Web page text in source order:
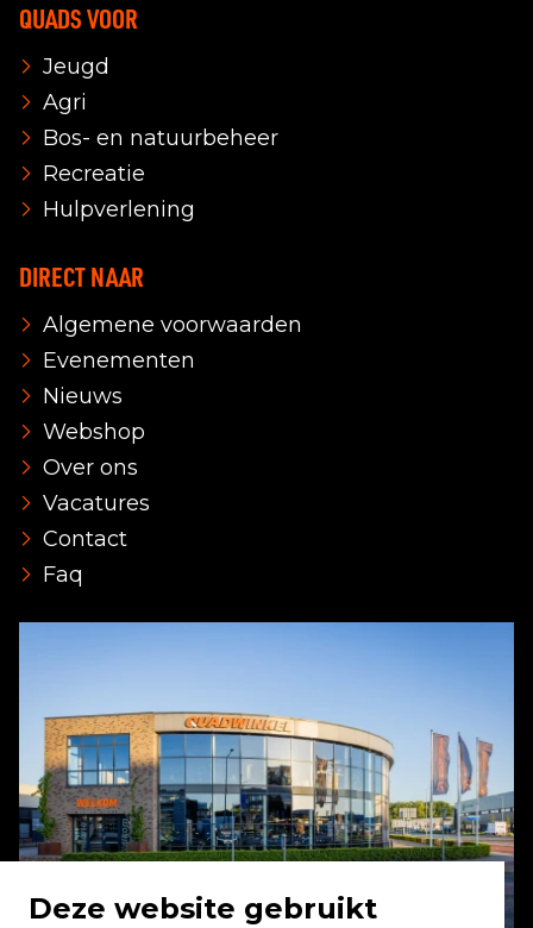
QUADS VOOR
Jeugd
Agri
Bos- en natuurbeheer
Recreatie
Hulpverlening
DIRECT NAAR
Algemene voorwaarden
Evenementen
Nieuws
Webshop
Over ons
Vacatures
Contact
Faq
Deze website gebruikt